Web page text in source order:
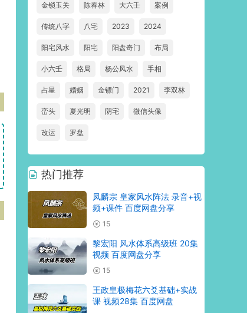
金锁玉关 陈春林 大六壬 案例
传统八字 八宅 2023 2024
阳宅风水 阳宅 阳盘奇门 布局
小六壬 格局 杨公风水 手相
占星 婚姻 金镖门 2021 李双林
峦头 夏光明 阴宅 微信头像
改运 罗盘
热门推荐
凤麟宗 皇家风水阵法 录音+视
频+课件 百度网盘分享
15
黎宏阳 风水体系高级班 20集
视频 百度网盘分享
15
王政皇极梅花六爻基础+实战
课 视频28集 百度网盘